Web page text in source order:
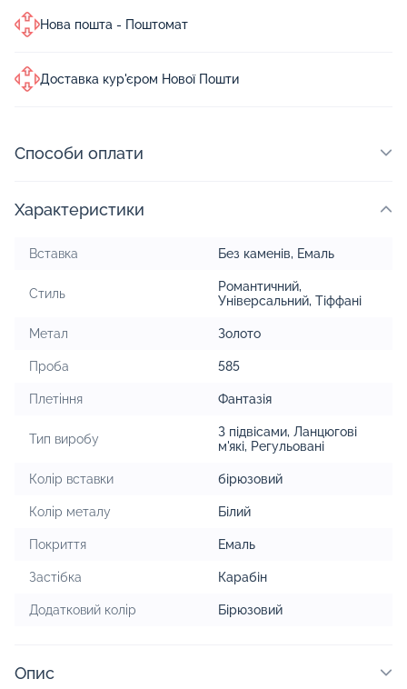
Нова пошта - Поштомат
Доставка кур'єром Нової Пошти
Способи оплати
Характеристики
Вставка Без каменів, Емаль
Стиль Романтичний,
Універсальний, Тіффані
Метал Золото
Проба 585
Плетіння Фантазія
Тип виробу З підвісами, Ланцюгові
м'які, Регульовані
Колір вставки бірюзовий
Колір металу Білий
Покриття Емаль
Застібка Карабін
Додатковий колір Бірюзовий
Опис